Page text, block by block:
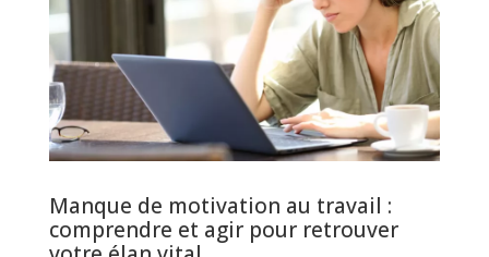
Manque de motivation au travail :
comprendre et agir pour retrouver